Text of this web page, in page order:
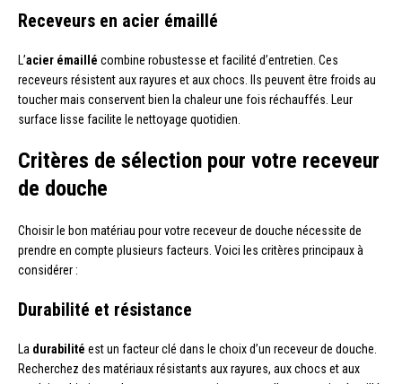
Receveurs en acier émaillé
L’acier émaillé combine robustesse et facilité d’entretien. Ces
receveurs résistent aux rayures et aux chocs. Ils peuvent être froids au
toucher mais conservent bien la chaleur une fois réchauffés. Leur
surface lisse facilite le nettoyage quotidien.
Critères de sélection pour votre receveur
de douche
Choisir le bon matériau pour votre receveur de douche nécessite de
prendre en compte plusieurs facteurs. Voici les critères principaux à
considérer :
Durabilité et résistance
La durabilité est un facteur clé dans le choix d’un receveur de douche.
Recherchez des matériaux résistants aux rayures, aux chocs et aux